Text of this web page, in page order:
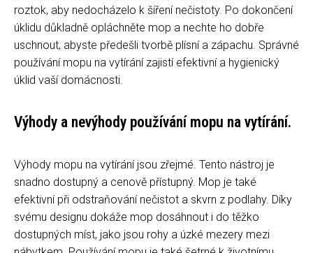
roztok, aby nedocházelo k šíření nečistoty. Po dokončení
úklidu důkladně opláchněte mop a nechte ho dobře
uschnout, abyste předešli tvorbě plísní a zápachu. Správné
používání mopu na vytírání zajistí efektivní a hygienický
úklid vaší domácnosti.
Výhody a nevýhody používání mopu na vytírání.
Výhody mopu na vytírání jsou zřejmé. Tento nástroj je
snadno dostupný a cenově přístupný. Mop je také
efektivní při odstraňování nečistot a skvrn z podlahy. Díky
svému designu dokáže mop dosáhnout i do těžko
dostupných míst, jako jsou rohy a úzké mezery mezi